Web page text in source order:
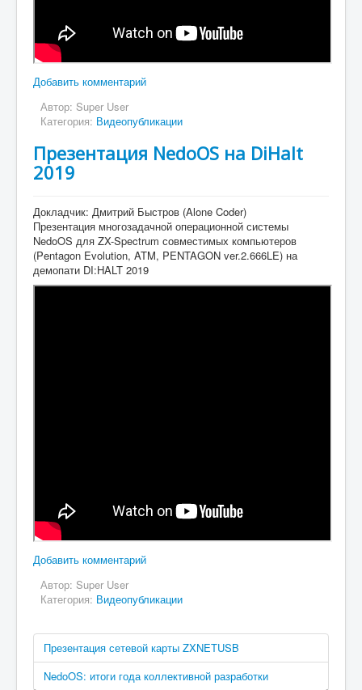
Добавить комментарий
Автор: Super User
Категория: Видеопубликации
Презентация NedoOS на DiHalt
2019
Докладчик: Дмитрий Быстров (Alone Coder)
Презентация многозадачной операционной системы
NedoOS для ZX-Spectrum совместимых компьютеров
(Pentagon Evolution, ATM, PENTAGON ver.2.666LE) на
демопати DI:HALT 2019
Добавить комментарий
Автор: Super User
Категория: Видеопубликации
Презентация сетевой карты ZXNETUSB
NedoOS: итоги года коллективной разработки